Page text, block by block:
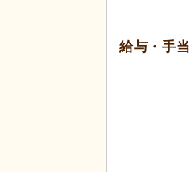
給与・手当